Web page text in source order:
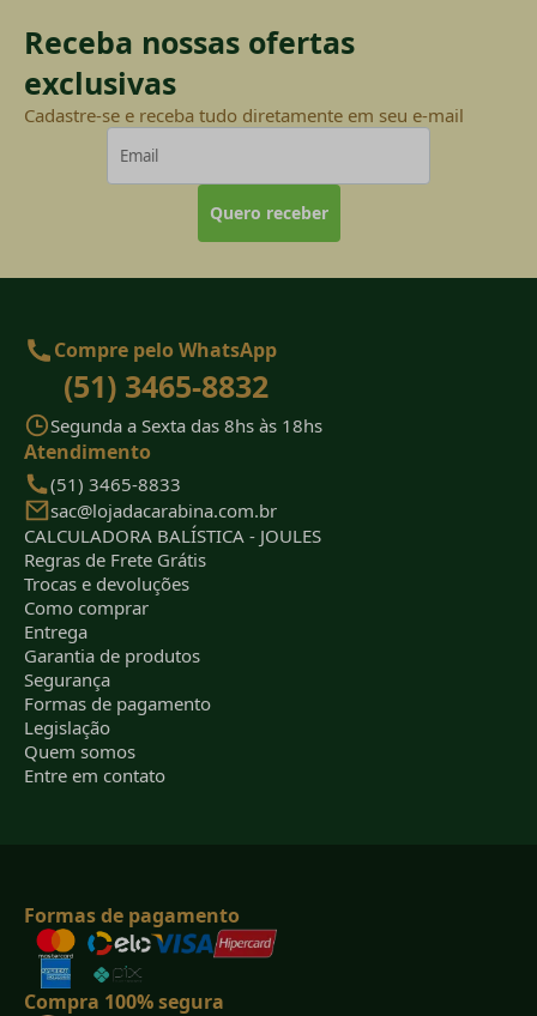
Receba nossas ofertas
exclusivas
Cadastre-se e receba tudo diretamente em seu e-mail
Quero receber
Compre pelo WhatsApp
(51) 3465-8832
Segunda a Sexta das 8hs às 18hs
Atendimento
(51) 3465-8833
sac@lojadacarabina.com.br
CALCULADORA BALÍSTICA - JOULES
Regras de Frete Grátis
Trocas e devoluções
Como comprar
Entrega
Garantia de produtos
Segurança
Formas de pagamento
Legislação
Quem somos
Entre em contato
Formas de pagamento
Compra 100% segura